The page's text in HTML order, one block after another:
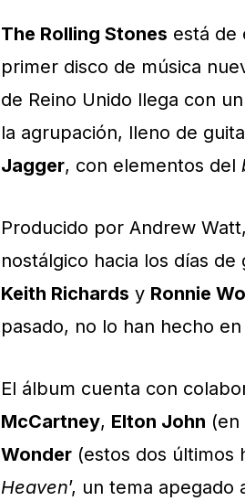
The Rolling Stones está de
primer disco de música
de Reino Unido llega con
la agrupación, lleno de
Jagger, con elementos del
Producido por Andrew Watt,
nostálgico hacia los días
Keith Richards y Ronnie
pasado, no lo han hecho
El álbum cuenta con
McCartney, Elton John (en
Wonder (estos dos últimos
Heaven’, un tema